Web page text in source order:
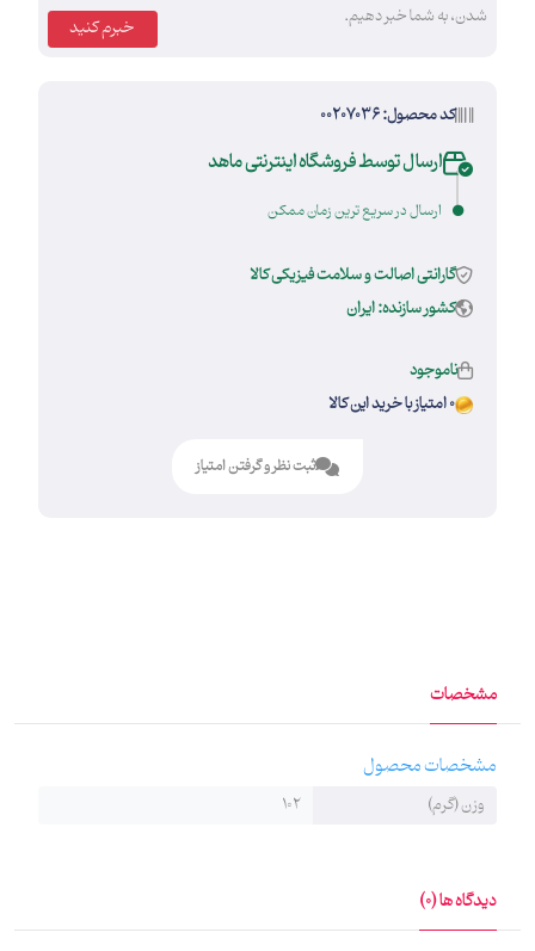
شدن، به شما خبر دهیم.
کد محصول: 00207036
ارسال توسط فروشگاه اینترنتی ماهد
ارسال در سریع ترین زمان ممکن
گارانتی اصالت و سلامت فیزیکی کالا
کشور سازنده: ایران
ناموجود
0 امتیاز با خرید این کالا
ثبت نظر و گرفتن امتیاز
مشخصات
مشخصات محصول
وزن (گرم) 102
دیدگاه ها (0)